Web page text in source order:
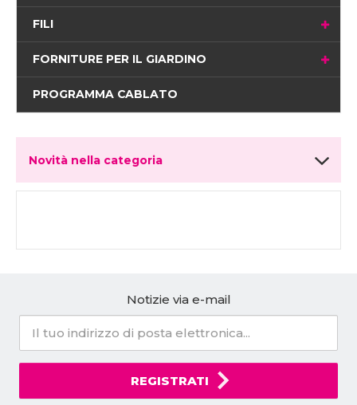
FILI
FORNITURE PER IL GIARDINO
PROGRAMMA CABLATO
Novità nella categoria
Notizie via e-mail
REGISTRATI